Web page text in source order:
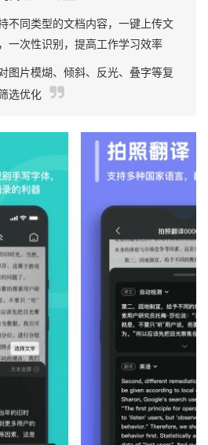
不同类型的文档内容，一键上传文
一次性识别，提高工作学习效率
图片模煳、倾斜、反光、叠字等复
选优化